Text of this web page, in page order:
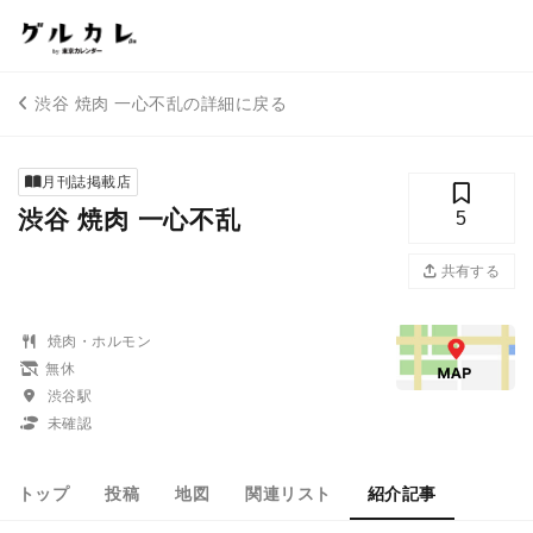
渋谷 焼肉 一心不乱の詳細に戻る
月刊誌掲載店
渋谷 焼肉 一心不乱 5
共有する
焼肉・ホルモン
無休
渋谷駅
未確認
トップ 投稿 地図 関連リスト 紹介記事